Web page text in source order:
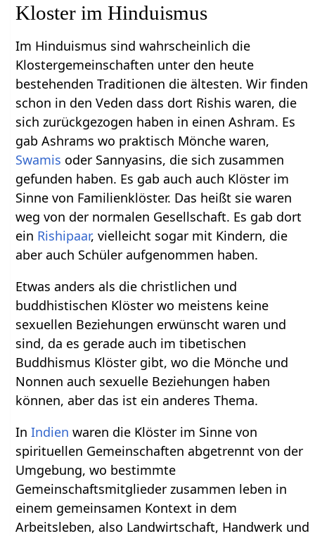
Kloster im Hinduismus
Im Hinduismus sind wahrscheinlich die
Klostergemeinschaften unter den heute
bestehenden Traditionen die ältesten. Wir finden
schon in den Veden dass dort Rishis waren, die
sich zurückgezogen haben in einen Ashram. Es
gab Ashrams wo praktisch Mönche waren,
Swamis oder Sannyasins, die sich zusammen
gefunden haben. Es gab auch auch Klöster im
Sinne von Familienklöster. Das heißt sie waren
weg von der normalen Gesellschaft. Es gab dort
ein Rishipaar, vielleicht sogar mit Kindern, die
aber auch Schüler aufgenommen haben.
Etwas anders als die christlichen und
buddhistischen Klöster wo meistens keine
sexuellen Beziehungen erwünscht waren und
sind, da es gerade auch im tibetischen
Buddhismus Klöster gibt, wo die Mönche und
Nonnen auch sexuelle Beziehungen haben
können, aber das ist ein anderes Thema.
InIndien waren die Klöster im Sinne von
spirituellen Gemeinschaften abgetrennt von der
Umgebung, wo bestimmte
Gemeinschaftsmitglieder zusammen leben in
einem gemeinsamen Kontext in dem
Arbeitsleben, also Landwirtschaft, Handwerk und